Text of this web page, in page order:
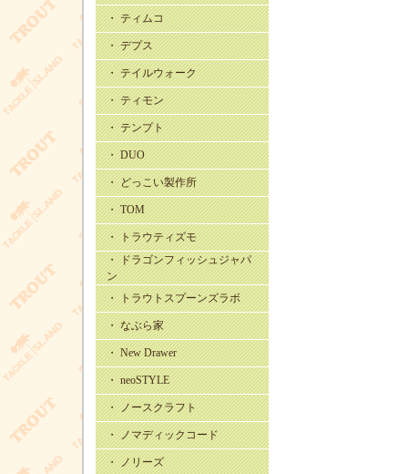
・ ティムコ
・ デプス
・ テイルウォーク
・ ティモン
・ テンプト
・ DUO
・ どっこい製作所
・ TOM
・ トラウティズモ
・ ドラゴンフィッシュジャパ
ン
・ トラウトスプーンズラボ
・ なぶら家
・ New Drawer
・ neoSTYLE
・ ノースクラフト
・ ノマディックコード
・ ノリーズ